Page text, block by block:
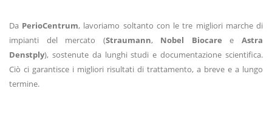
Da PerioCentrum, lavoriamo soltanto con le tre migliori marche di
impianti del mercato (Straumann, Nobel Biocare eAstra
Denstply), sostenute da lunghi studi e documentazione scientifica.
Ciò ci garantisce i migliori risultati di trattamento, a breve e a lungo
termine.